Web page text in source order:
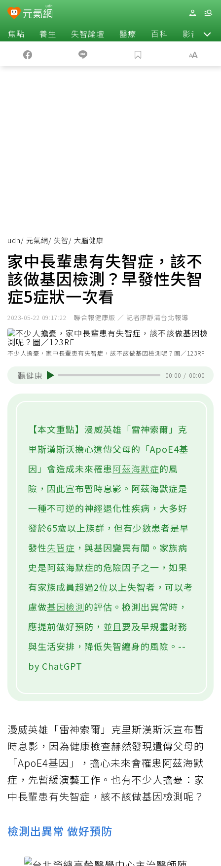
焦點 養生 失智論壇 醫療 百科 影音
udn/ 元氣網/ 失智/ 大腦健康
家中長輩患有失智症，該不
該做基因檢測？早發性失智
症5症狀一次看
2023-05-22 09:17:22 聯合報健康版 ／ 記者廖靜清台北報導
不少人擔憂，家中長輩患有失智症，該不該做基因檢測呢？圖／123RF
聽健康 00:00 / 00:00
【本文重點】漫威英雄「雷神索爾」克
里斯漢斯沃擔心遺傳父母的「ApoE4基
因」會造成未來罹患阿茲海默症的風
險，因此宣布暫時息影。阿茲海默症是
一種不可逆的神經退化性疾病，大多好
發於65歲以上族群，但有少數患者是早
發性失智症 ，與基因變異有關。家族病
史是阿茲海默症的危險因子之一，如果
有家族成員超過2位以上失智者，可以考
慮做基因檢測的評估。檢測出異常時，
應提前做好預防，並且要及早規畫財務
與生活安排，降低失智纏身的風險。--
by ChatGPT
漫威英雄「雷神索爾」克里斯漢斯沃宣布暫
時息影，因為健康檢查赫然發現遺傳父母的
「ApoE4基因」，擔心未來會罹患阿茲海默
症，先暫緩演藝工作。也有不少人擔憂：家
中長輩患有失智症，該不該做基因檢測呢？
檢測出異常 做好預防